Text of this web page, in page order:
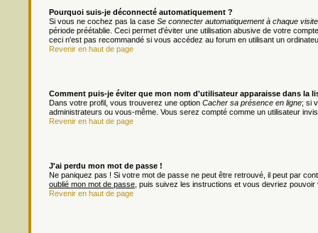
Pourquoi suis-je déconnecté automatiquement ?
Si vous ne cochez pas la case Se connecter automatiquement à chaque visite
période préétablie. Ceci permet d'éviter une utilisation abusive de votre
ceci n'est pas recommandé si vous accédez au forum en utilisant un
Revenir en haut de page
Comment puis-je éviter que mon nom d'utilisateur apparaisse dans la
Dans votre profil, vous trouverez une option Cacher sa présence en ligne; si
administrateurs ou vous-même. Vous serez compté comme un utilisateur
Revenir en haut de page
J'ai perdu mon mot de passe !
Ne paniquez pas ! Si votre mot de passe ne peut être retrouvé, il peut par
oublié mon mot de passe , puis suivez les instructions et vous devriez
Revenir en haut de page